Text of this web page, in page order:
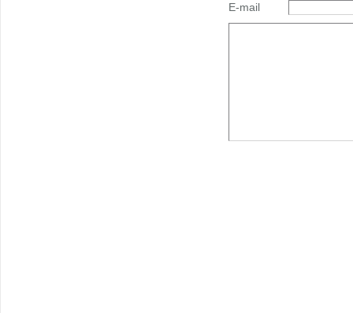
E-mail